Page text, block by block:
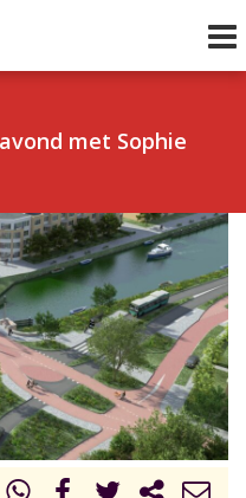
met Sophie
0 Volgend uur